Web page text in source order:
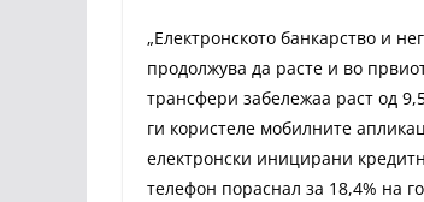
„Електронското банкарство и
продолжува да расте и во
трансфери забележаа раст од
ги користеле мобилните
електронски иницирани
телефон пораснал за 18,4% на